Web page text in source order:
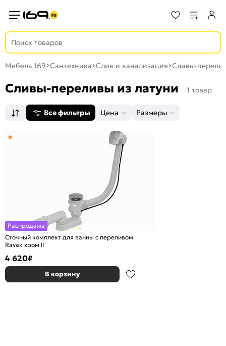
Мебель 169 Сантехника Слив и канализация Сливы-
Cливы-переливы из латуни 1 товар
Все фильтры Цена Размеры
Распродажа
Сточный комплект для ванны с переливом
Ravak хpом II
4 620₽
В корзину